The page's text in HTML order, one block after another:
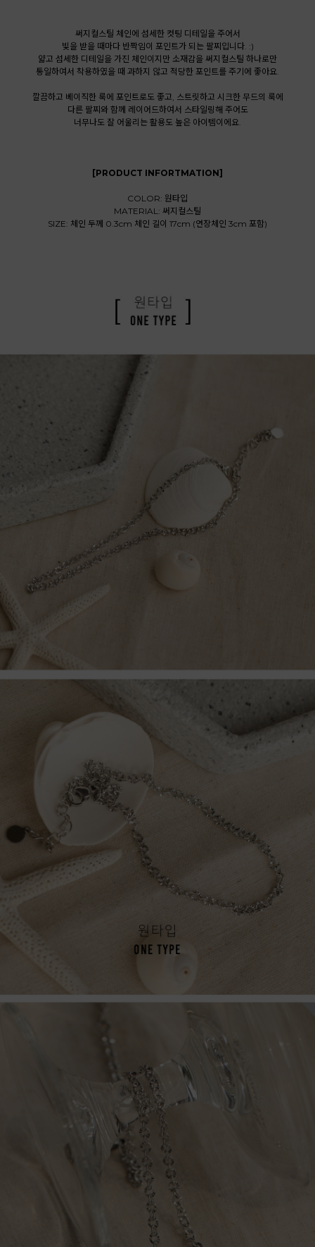
써지컬스틸 체인에 섬세한 컷팅 디테일을 주어서
빛을 받을 때마다 반짝임이 포인트가 되는 팔찌입니다. :)
얇고 섬세한 디테일을 가진 체인이지만 소재감을 써지컬스틸 하나로만
통일하여서 착용하였을 때 과하지 않고 적당한 포인트를 주기에 좋아요.
깔끔하고 베이직한 룩에 포인트로도 좋고, 스트릿하고 시크한 무드의 룩에
다른 팔찌와 함께 레이어드하여서 스타일링해 주어도
너무나도 잘 어울리는 활용도 높은 아이템이에요.
[PRODUCT INFORTMATION]
COLOR: 원타입
MATERIAL: 써지컬스틸
SIZE: 체인 두께 0.3cm 체인 길이 17cm (연장체인 3cm 포함)